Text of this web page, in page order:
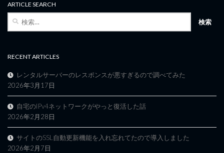
ARTICLE SEARCH
検
RECENT ARTICLES
レンタルサーバーのレスポンスが悪すぎるので調べてみた
2026年3月17日
自宅のIPv4ネットワークがやっと復活した話
2026年2月28日
サイトのSSL自動更新機能を入れ忘れてたので導入しました
2026年2月7日